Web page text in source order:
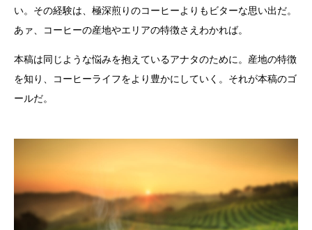
い。その経験は、極深煎りのコーヒーよりもビターな思い出だ。
あァ、コーヒーの産地やエリアの特徴さえわかれば。
本稿は同じような悩みを抱えているアナタのために。産地の特徴
を知り、コーヒーライフをより豊かにしていく。それが本稿のゴ
ールだ。